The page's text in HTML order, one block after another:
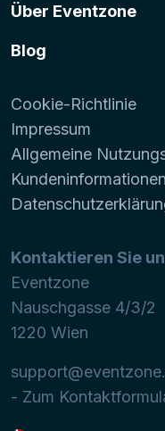
Über Eventzone
Blog
Cookie-Richtlinie
Impressum
Allgemeine
Kundeninformationen
Kontaktieren Sie
Eventzone
Nauschgasse 4/3/2
1220 Wien
- Zum